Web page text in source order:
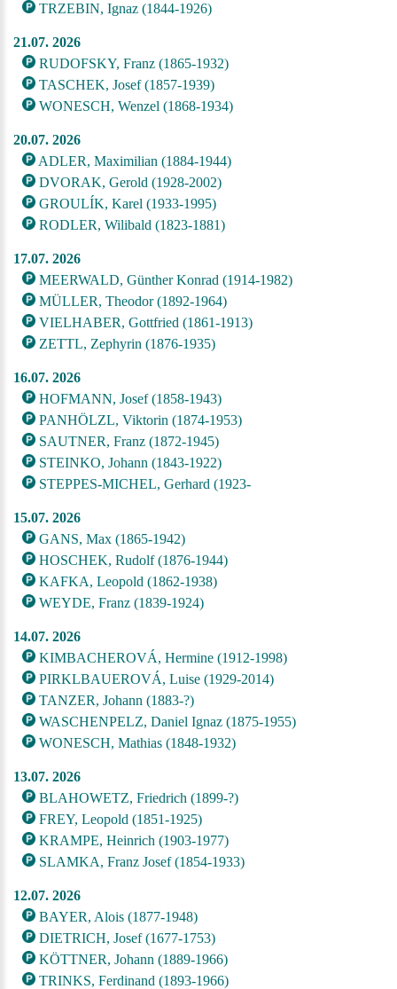
TRZEBIN, Ignaz (1844-1926)
21.07. 2026
RUDOFSKY, Franz (1865-1932)
TASCHEK, Josef (1857-1939)
WONESCH, Wenzel (1868-1934)
20.07. 2026
ADLER, Maximilian (1884-1944)
DVORAK, Gerold (1928-2002)
GROULÍK, Karel (1933-1995)
RODLER, Wilibald (1823-1881)
17.07. 2026
MEERWALD, Günther Konrad (1914-1982)
MÜLLER, Theodor (1892-1964)
VIELHABER, Gottfried (1861-1913)
ZETTL, Zephyrin (1876-1935)
16.07. 2026
HOFMANN, Josef (1858-1943)
PANHÖLZL, Viktorin (1874-1953)
SAUTNER, Franz (1872-1945)
STEINKO, Johann (1843-1922)
STEPPES-MICHEL, Gerhard (1923-
15.07. 2026
GANS, Max (1865-1942)
HOSCHEK, Rudolf (1876-1944)
KAFKA, Leopold (1862-1938)
WEYDE, Franz (1839-1924)
14.07. 2026
KIMBACHEROVÁ, Hermine (1912-1998)
PIRKLBAUEROVÁ, Luise (1929-2014)
TANZER, Johann (1883-?)
WASCHENPELZ, Daniel Ignaz (1875-1955)
WONESCH, Mathias (1848-1932)
13.07. 2026
BLAHOWETZ, Friedrich (1899-?)
FREY, Leopold (1851-1925)
KRAMPE, Heinrich (1903-1977)
SLAMKA, Franz Josef (1854-1933)
12.07. 2026
BAYER, Alois (1877-1948)
DIETRICH, Josef (1677-1753)
KÖTTNER, Johann (1889-1966)
TRINKS, Ferdinand (1893-1966)